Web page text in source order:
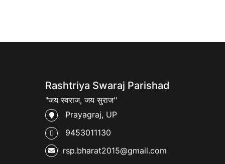
Rashtriya Swaraj Parishad
"जय स्वराज, जय सुराज''
Prayagraj, UP
9453011130
rsp.bharat2015@gmail.com